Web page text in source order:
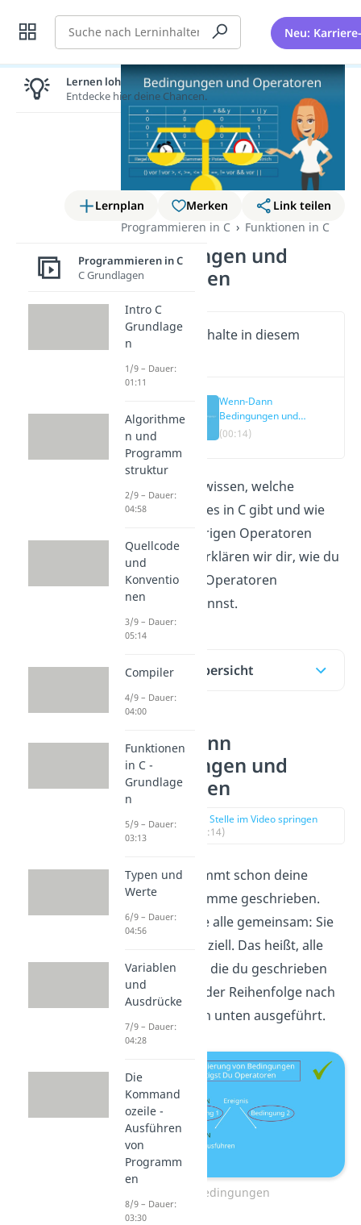
Suche Neu:
Lernplan Merken
Link teilen
Programmieren in C
Funktionen in C
Bedingungen und
Operatoren
Wichtige Inhalte in diesem
Wenn-Dann
Bedingungen und
Operatoren
(00:14)
Du möchtest wissen, welche
Bedingungen es in C gibt und wie
die dazugehörigen Operatoren
lauten? Hier erklären wir dir, wie du
die einzelnen Operatoren
verwenden kannst.
Inhaltsübersicht
Wenn-Dann
Bedingungen und
Operatoren
zur Stelle im Video springen
(00:14)
Du hast bestimmt schon deine
ersten Programme geschrieben.
Eins hatten sie alle gemeinsam: Sie
waren sequenziell. Das heißt, alle
Anweisungen, die du geschrieben
hast, wurden der Reihenfolge nach
von oben nach unten ausgeführt.
Bedingungen
Lernen lohnt sich!
Entdecke hier deine Chancen.
Programmieren in C
C Grundlagen
Intro C
Grundlage
n
1/9 – Dauer:
01:11
Algorithme
n und
Programm
struktur
2/9 – Dauer:
04:58
Quellcode
und
Konventio
nen
3/9 – Dauer:
05:14
Compiler
4/9 – Dauer:
04:00
Funktionen
in C -
Grundlage
n
5/9 – Dauer:
03:13
Typen und
Werte
6/9 – Dauer:
04:56
Variablen
und
Ausdrücke
7/9 – Dauer:
04:28
Die
Kommand
ozeile -
Ausführen
von
Programm
en
8/9 – Dauer:
03:30